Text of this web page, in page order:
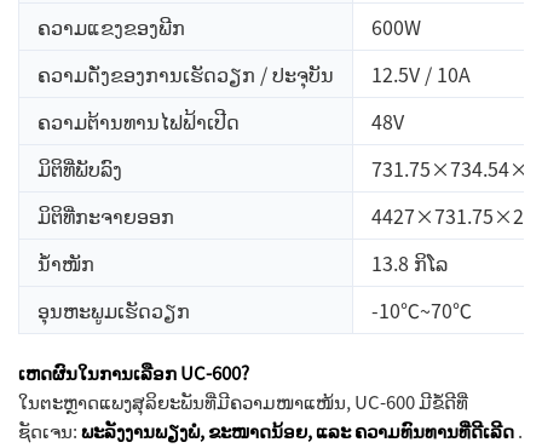
ຄວາມແຂງຂອງພີກ
600W
ຄວາມດັ່ງຂອງການເຮັດວຽກ / ປະຈຸບັນ
12.5V / 10A
ຄວາມຕ້ານທານໄຟຟ້າເປີດ
48V
ມິຕິທີ່ພັບລົງ
ມິຕິທີ່ກະຈາຍອອກ
ນ້ຳໜັກ
13.8 ກິ​ໂລ
ອຸນຫະພູມເຮັດວຽກ
-10℃~70℃
ເຫດຜົນໃນການເລືອກ UC-600?
ໃນຕະຫຼາດແພງສຸລິຍະພັນທີ່ມີຄວາມໜາແໜ້ນ, UC-600 ມີຂໍ້ດີທີ່
ຊັດເຈນ:ພະລັງງານພຽງພໍ, ຂະໜາດນ້ອຍ, ແລະ ຄວາມທົນທານທີ່ດີເລີດ.